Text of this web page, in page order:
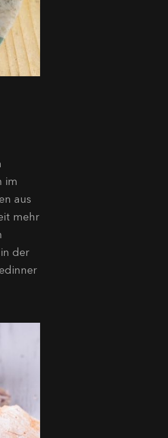
im
aus
mehr
der